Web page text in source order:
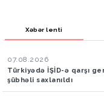
Xəbər lenti
07.08.2026
Türkiyədə İŞİD-ə qarşı
şübhəli saxlanıldı